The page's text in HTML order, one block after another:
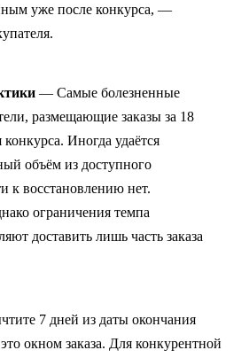
уже после конкурса, —
— Самые болезненные
размещающие заказы за 18
Иногда удаётся
объём из доступного
к восстановлению нет.
ограничения темпа
доставить лишь часть заказа
7 дней из даты окончания
окном заказа. Для конкурентной